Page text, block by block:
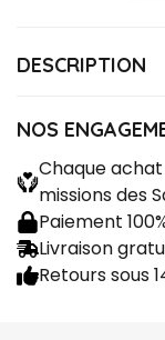
DESCRIPTION
Diamètre : 40
NOS
Chaque
missions des
Paiement
Livraison
Retours sous